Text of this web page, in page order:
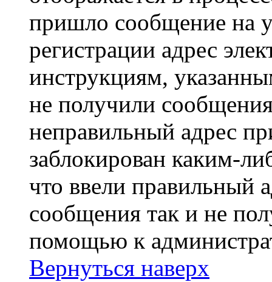
пришло сообщение на
регистрации адрес
инструкциям,
не получили
неправильный адрес
заблокирован каким-
что ввели правильный
сообщения так и не
помощью к
Вернуться наверх